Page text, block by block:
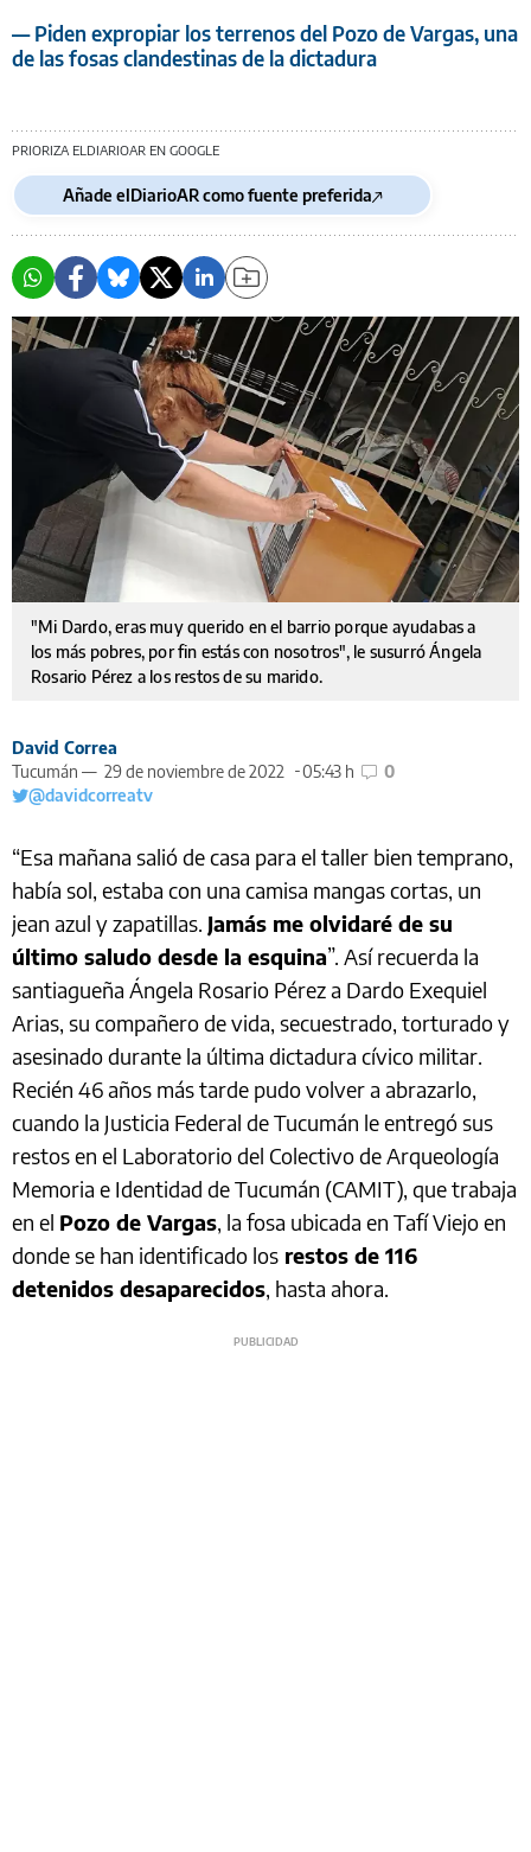
— Piden expropiar los terrenos del Pozo de Vargas, una
de las fosas clandestinas de la dictadura
PRIORIZA ELDIARIOAR EN GOOGLE
Añade elDiarioAR como fuente preferida
"Mi Dardo, eras muy querido en el barrio porque ayudabas a
los más pobres, por fin estás con nosotros", le susurró Ángela
Rosario Pérez a los restos de su marido.
David Correa
Tucumán — 29 de noviembre de 2022 05:43 h
0
@davidcorreatv
“Esa mañana salió de casa para el taller bien temprano,
había sol, estaba con una camisa mangas cortas, un
jean azul y zapatillas. Jamás me olvidaré de su
último saludo desde la esquina”. Así recuerda la
santiagueña Ángela Rosario Pérez a Dardo Exequiel
Arias, su compañero de vida, secuestrado, torturado y
asesinado durante la última dictadura cívico militar.
Recién 46 años más tarde pudo volver a abrazarlo,
cuando la Justicia Federal de Tucumán le entregó sus
restos en el Laboratorio del Colectivo de Arqueología
Memoria e Identidad de Tucumán (CAMIT), que trabaja
en el Pozo de Vargas, la fosa ubicada en Tafí Viejo en
donde se han identificado los restos de 116
detenidos desaparecidos, hasta ahora.